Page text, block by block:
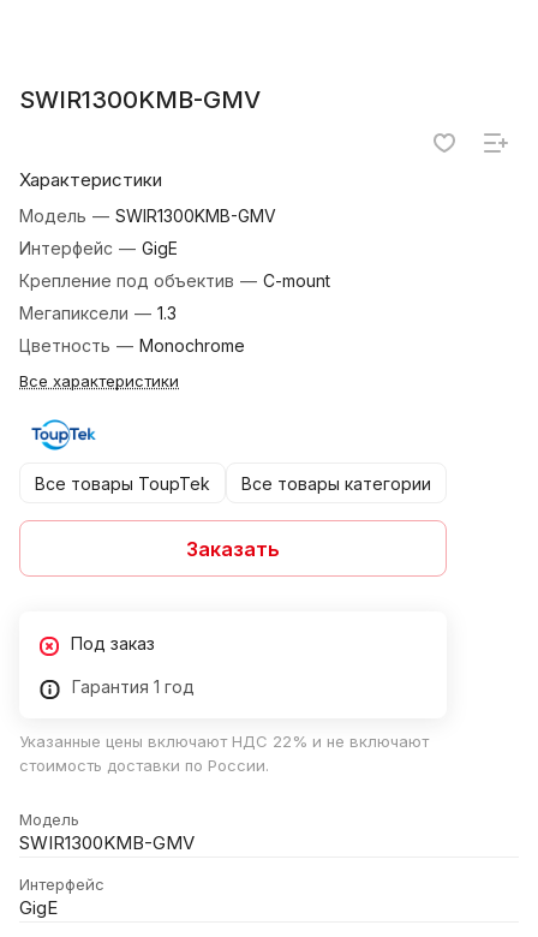
SWIR1300KMB-GMV
Характеристики
Модель — SWIR1300KMB-GMV
Интерфейс — GigE
Крепление под объектив — C-mount
Мегапиксели — 1.3
Цветность — Monochrome
Все характеристики
Все товары ToupTek Все товары категории
Заказать
Под заказ
Гарантия 1 год
Указанные цены включают НДС 22% и не включают
стоимость доставки по России.
Модель
SWIR1300KMB-GMV
Интерфейс
GigE